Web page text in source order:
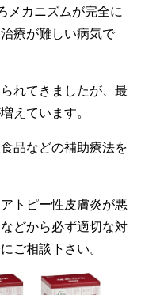
メカニズムが完全に
療が難しい病気で
れてきましたが、最
えています。
品などの補助療法を
トピー性皮膚炎が悪
どから必ず適切な対
ご相談下さい。